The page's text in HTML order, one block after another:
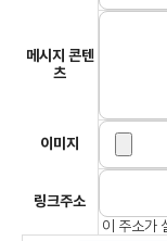
메시지 콘텐
츠
이미지
링크주소
이 주소가